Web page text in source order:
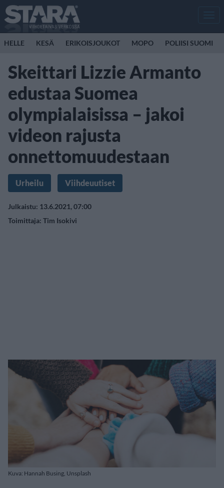
HELLE KESÄ ERIKOISJOUKOT MOPO POLIISI SUOMI
Skeittari Lizzie Armanto
edustaa Suomea
olympialaisissa – jakoi
videon rajusta
onnettomuudestaan
Urheilu Viihdeuutiset
Julkaistu: 13.6.2021, 07:00
Toimittaja: Tim Isokivi
Kuva: Hannah Busing, Unsplash